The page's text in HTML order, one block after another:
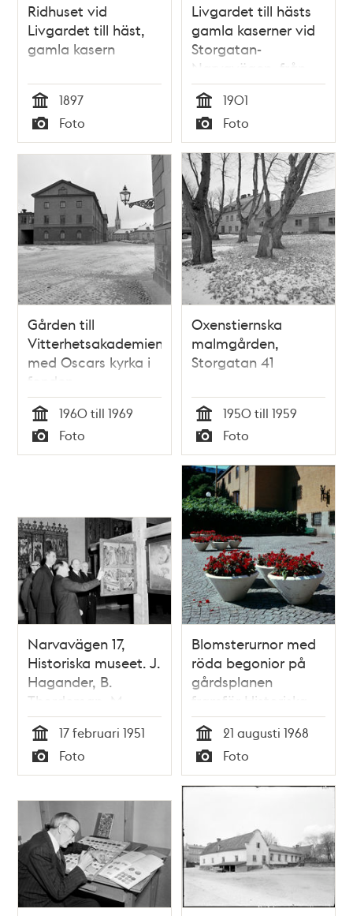
Ridhuset vid
Livgardet till häst,
gamla kasern
Tid
1897
Typ
Foto
Livgardet till hästs
gamla kaserner vid
Storgatan-
Narvavägen, från
hörnet av
Linnégatan. I
förgrunden
Narvavägen
Tid
1901
Typ
Foto
Gården till
Vitterhetsakademien
med Oscars kyrka i
fonden
Tid
1960 till 1969
Typ
Foto
Oxenstiernska
malmgården,
Storgatan 41
Tid
1950 till 1959
Typ
Foto
Narvavägen 17,
Historiska museet. J.
Hagander, B.
Thordeman, M.
Olsson och B.
Nerman tittar på en
altarskåpsdörr från
1400-talet, bevarad
och deponerad av
Danviks hospital
Tid
17 februari 1951
Typ
Foto
Blomsterurnor med
röda begonior på
gårdsplanen
framför Historiska
Museet. Vy åt söder
Tid
21 augusti 1968
Typ
Foto